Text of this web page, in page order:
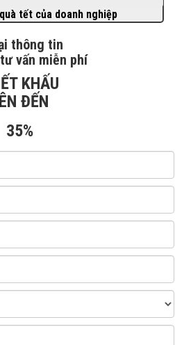
tết của doanh nghiệp
thông tin
vấn miễn phí
KHẤU
ĐẾN
35%